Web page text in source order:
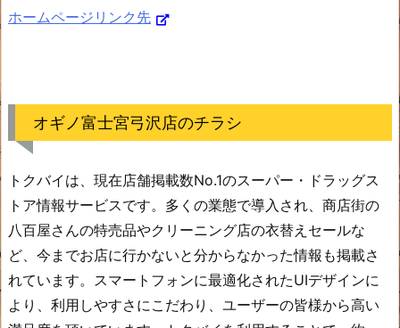
ホームページリンク先
オギノ富士宮弓沢店のチラシ
トクバイは、現在店舗掲載数No.1のスーパー・ドラッグス
トア情報サービスです。多くの業態で導入され、商店街の
八百屋さんの特売品やクリーニング店の衣替えセールな
ど、今までお店に行かないと分からなかった情報も掲載さ
れています。スマートフォンに最適化されたUIデザインに
より、利用しやすさにこだわり、ユーザーの皆様から高い